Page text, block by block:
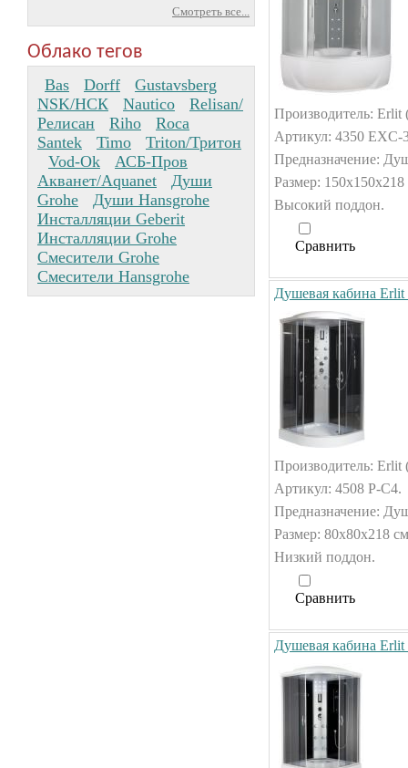
Смотреть все...
Облако тегов
Bas Dorff
Gustavsberg
NSK/НСК
Nautico
Relisan/
Релисан
Riho
Roca
Santek
Timo
Triton/Тритон
Vod-Ok
АСБ-Пров
Акванет/Aquanet
Души
Grohe
Души Hansgrohe
Инсталляции Geberit
Инсталляции Grohe
Смесители Grohe
Смесители Hansgrohe
Производитель: Erlit
Артикул: 4350 EXC-
Предназначение:
Размер: 150x150x218
Высокий поддон.
Сравнить
Душевая кабина Erlit
Производитель: Erlit
Артикул: 4508 P-C4.
Предназначение:
Размер: 80x80x218
Низкий поддон.
Сравнить
Душевая кабина Erlit